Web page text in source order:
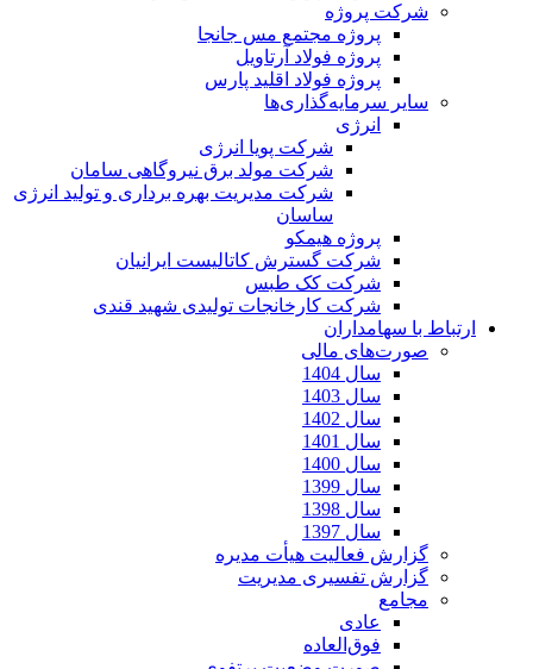
شرکت پروژه
پروژه مجتمع مس جانجا
پروژه فولاد آرتاویل
پروژه فولاد اقلید پارس
سایر سرمایه‌گذاری‌ها
انرژی
شرکت پویا انرژی
شرکت مولد برق نیروگاهی سامان
شرکت مدیریت بهره برداری و تولید انرژی
ساسان
پروژه هیمکو
شرکت گسترش کاتالیست ایرانیان
شرکت کک طبس
شرکت کارخانجات تولیدی شهید قندی
ارتباط با سهامداران
صورت‌های مالی
سال 1404
سال 1403
سال 1402
سال 1401
سال 1400
سال 1399
سال 1398
سال 1397
گزارش فعالیت هیأت مدیره
گزارش تفسیری مدیریت
مجامع
عادی
فوق‌العاده